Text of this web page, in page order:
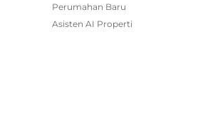
Perumahan Baru
Asisten AI Properti